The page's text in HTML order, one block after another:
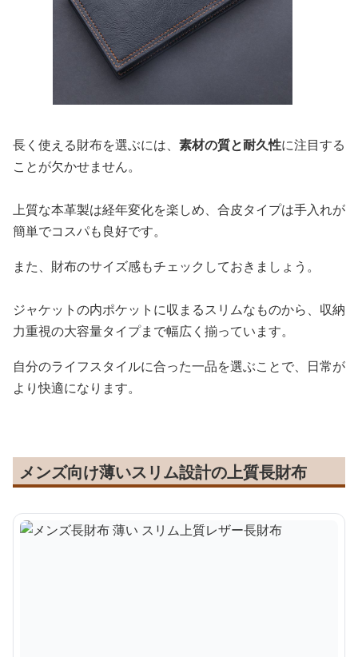
長く使える財布を選ぶには、 素材の質と耐久性に注目する
ことが欠かせません。
上質な本革製は経年変化を楽しめ、合皮タイプは手入れが
簡単でコスパも良好です。
また、財布のサイズ感もチェックしておきましょう。
ジャケットの内ポケットに収まるスリムなものから、収納
力重視の大容量タイプまで幅広く揃っています。
自分のライフスタイルに合った一品を選ぶことで、日常が
より快適になります。
メンズ向け薄いスリム設計の上質長財布